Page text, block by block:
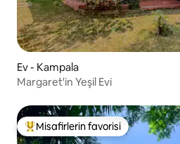
Ev - Kampala
Margaret'in Yeşil Evi
Misafirlerin favorilerinden en
Misafirlerin favorisi